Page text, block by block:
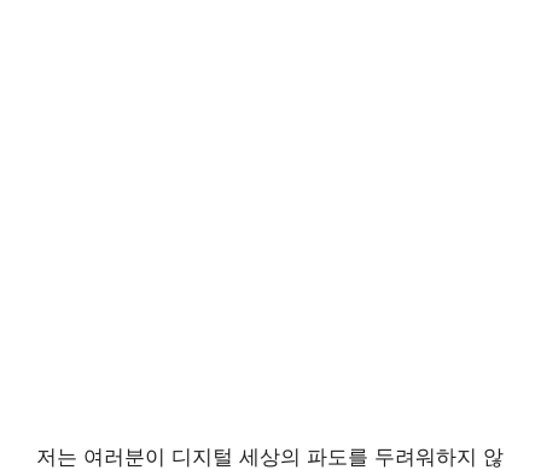
저는 여러분이 디지털 세상의 파도를 두려워하지 않